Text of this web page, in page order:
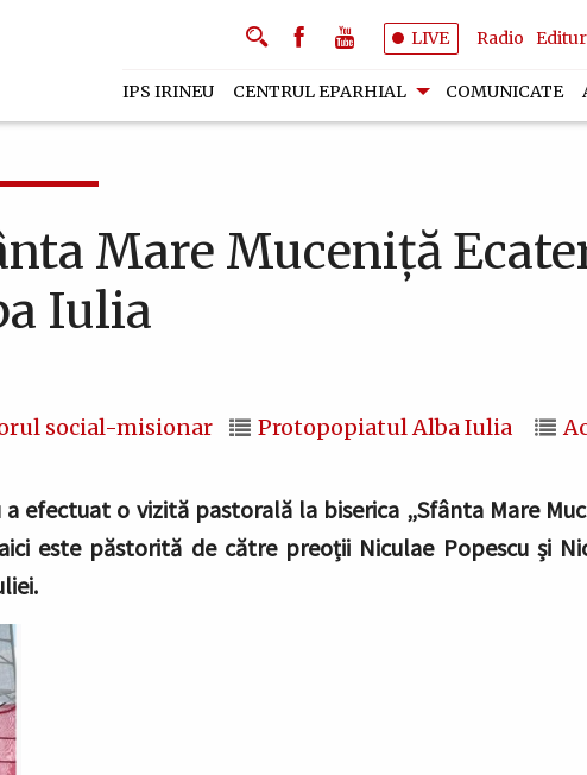
LIVE Radio
IPS IRINEU CENTRUL EPARHIAL COMUNICATE
Mare Muceniță
Iulia
social-misionar Protopopiatul Alba Iulia
efectuat o vizită pastorală la biserica „Sfânta Mare
este păstorită de către preoții Niculae Popescu și